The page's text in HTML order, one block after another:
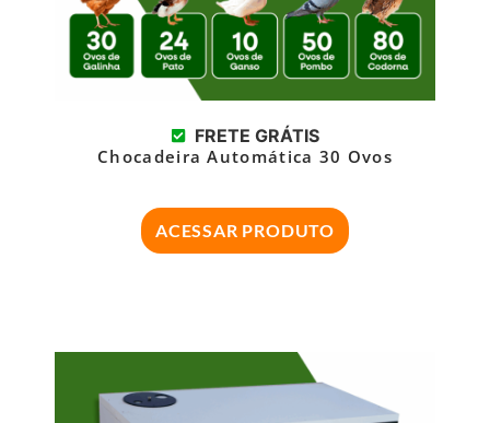
FRETE GRÁTIS
Chocadeira Automática 30 Ovos
ACESSAR PRODUTO